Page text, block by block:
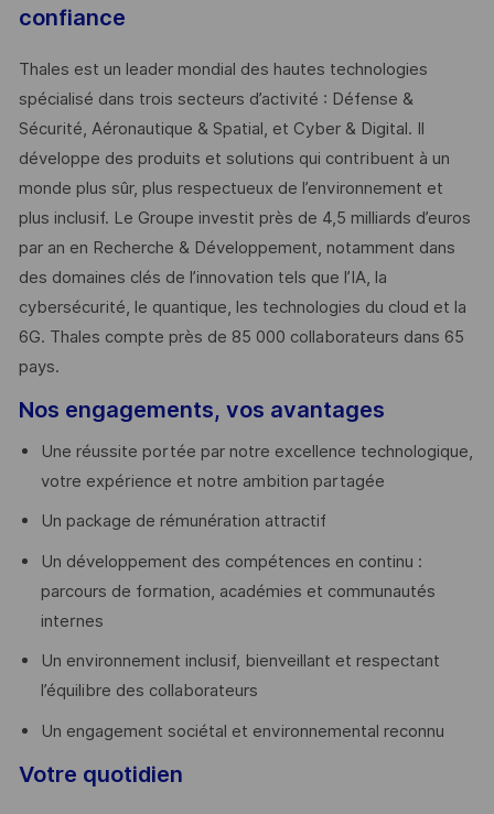
confiance
Thales est un leader mondial des hautes technologies
spécialisé dans trois secteurs d’activité : Défense &
Sécurité, Aéronautique & Spatial, et Cyber & Digital. Il
développe des produits et solutions qui contribuent à un
monde plus sûr, plus respectueux de l’environnement et
plus inclusif. Le Groupe investit près de 4,5 milliards d’euros
par an en Recherche & Développement, notamment dans
des domaines clés de l’innovation tels que l’IA, la
cybersécurité, le quantique, les technologies du cloud et la
6G. Thales compte près de 85 000 collaborateurs dans 65
pays. ​
Nos engagements, vos avantages
Une réussite portée par notre excellence technologique,
votre expérience et notre ambition partagée
Un package de rémunération attractif
Un développement des compétences en continu :
parcours de formation, académies et communautés
internes
Un environnement inclusif, bienveillant et respectant
l’équilibre des collaborateurs
Un engagement sociétal et environnemental reconnu
Votre quotidien